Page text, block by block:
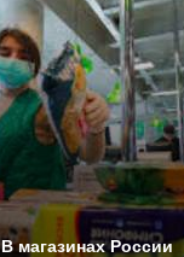
В магазинах России